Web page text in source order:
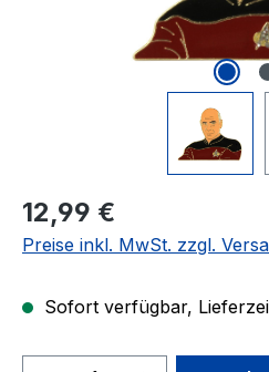
Regulärer Preis:
12,99 €
Preise inkl. MwSt. zzgl.
Sofort verfügbar,